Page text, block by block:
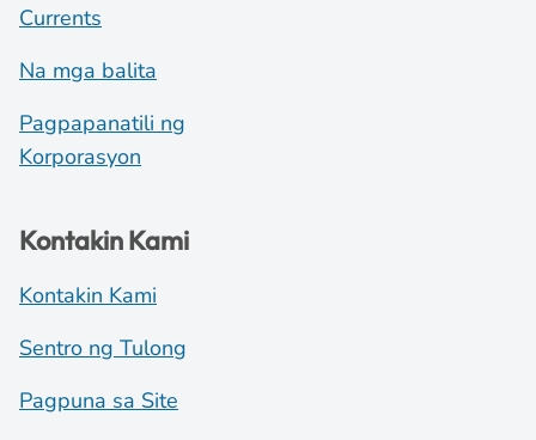
Currents
Na mga balita
Pagpapanatili ng
Korporasyon
Kontakin Kami
Kontakin Kami
Sentro ng Tulong
Pagpuna sa Site